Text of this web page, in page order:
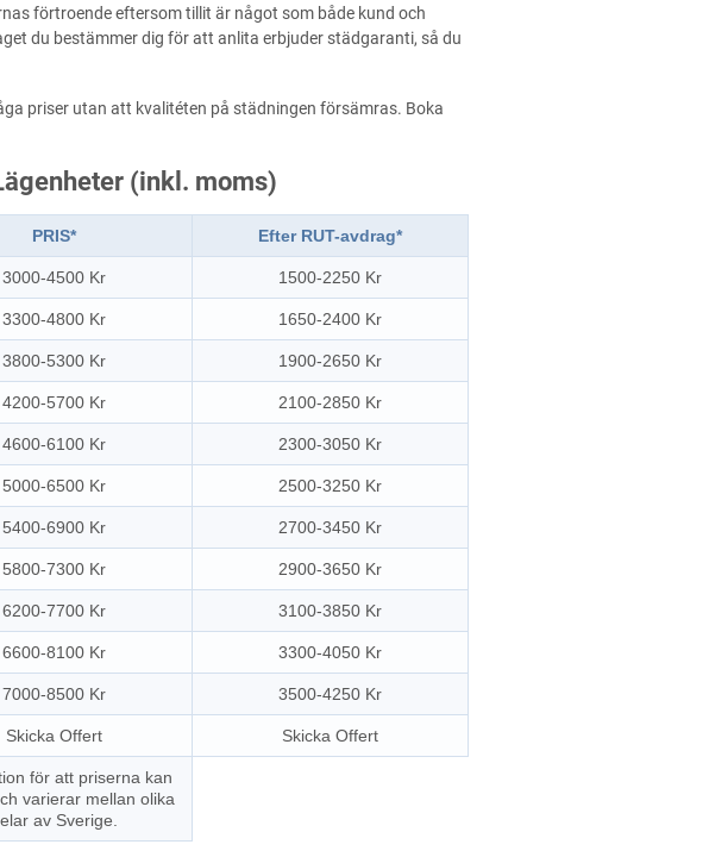
förtroende eftersom tillit är något som både kund och
du bestämmer dig för att anlita erbjuder städgaranti, så du
priser utan att kvalitéten på städningen försämras. Boka
(inkl. moms)
PRIS* Efter RUT-avdrag*
3000-4500 Kr 1500-2250 Kr
3300-4800 Kr 1650-2400 Kr
3800-5300 Kr 1900-2650 Kr
4200-5700 Kr 2100-2850 Kr
4600-6100 Kr 2300-3050 Kr
5000-6500 Kr 2500-3250 Kr
5400-6900 Kr 2700-3450 Kr
5800-7300 Kr 2900-3650 Kr
6200-7700 Kr 3100-3850 Kr
6600-8100 Kr 3300-4050 Kr
7000-8500 Kr 3500-4250 Kr
Skicka Offert Skicka Offert
för att priserna kan
varierar mellan olika
av Sverige.